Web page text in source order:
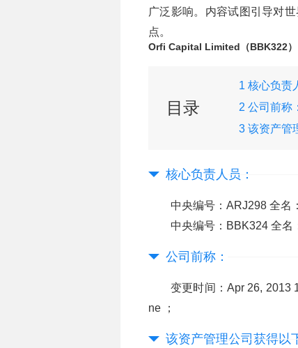
广泛影响。内容试图引导对
点。
Orfi Capital Limited（BBK322）
目录
1 核心负责
2 公司前称：
3 该资产管
核心负责人员：
中央编号：ARJ298 全名
中央编号：BBK324 全名
公司前称：
变更时间：Apr 26, 2013
ne ；
该资产管理公司获得以